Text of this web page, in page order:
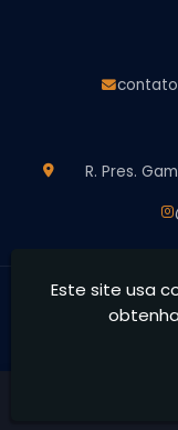
Projeto
Projeto de
Projeto de
R. Pres.
Ággelos
concretizamos
Este site usa